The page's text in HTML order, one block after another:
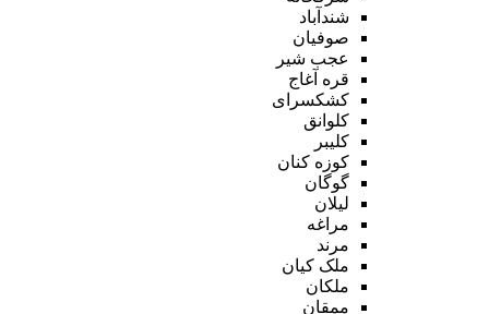
شندآباد
صوفیان
عجب شیر
قره آغاج
کشکسرای
کلوانق
کلیبر
کوزه کنان
گوگان
لیلان
مراغه
مرند
ملک کیان
ملکان
ممقان